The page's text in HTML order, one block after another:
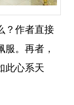
？作者直接
服。再者，
此心系天